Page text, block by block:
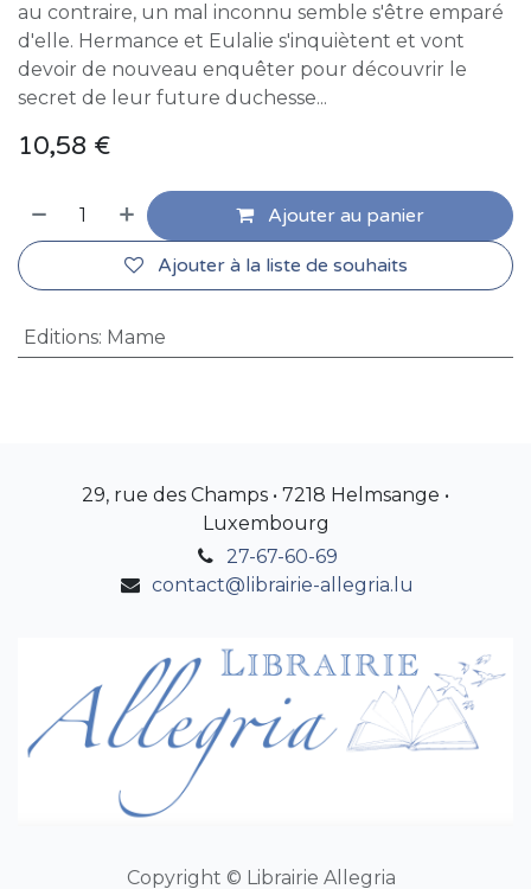
au contraire, un mal inconnu semble s'être emparé
d'elle. Hermance et Eulalie s'inquiètent et vont
devoir de nouveau enquêter pour découvrir le
secret de leur future duchesse...
10,58 €
Ajouter au panier
Ajouter à la liste de souhaits
Editions: Mame
29, rue des Champs • 7218 Helmsange •
Luxembourg
27-67-60-69
contact@librairie-allegria.lu
Copyright © Librairie Allegria